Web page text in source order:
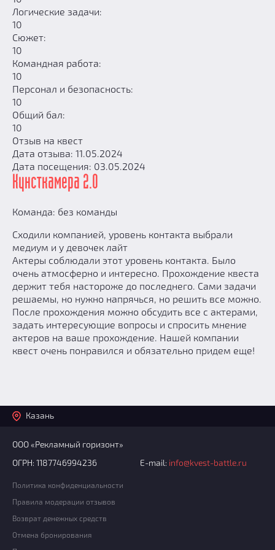
Логические задачи:
10
Сюжет:
10
Командная работа:
10
Персонал и безопасность:
10
Общий бал:
10
Отзыв на квест
Дата отзыва: 11.05.2024
Дата посещения: 03.05.2024
Кунсткамера 2.0
Команда: без команды
Сходили компанией, уровень контакта выбрали
медиум и у девочек лайт
Актеры соблюдали этот уровень контакта. Было
очень атмосферно и интересно. Прохождение квеста
держит тебя настороже до последнего. Сами задачи
решаемы, но нужно напрячься, но решить все можно.
После прохождения можно обсудить все с актерами,
задать интересующие вопросы и спросить мнение
актеров на ваше прохождение. Нашей компании
квест очень понравился и обязательно придем еще!
Казань
ООО «Рекламный горизонт»
ОГРН: 1187746994236
E-mail: info@kvest-battle.ru
Политика конфиденциальности
Правила модерации отзывов
Возврат денежных средств
Отмена бронирования